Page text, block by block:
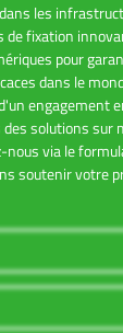
les
fixation
pour
dans le
engagement
solutions sur
via le
soutenir votre